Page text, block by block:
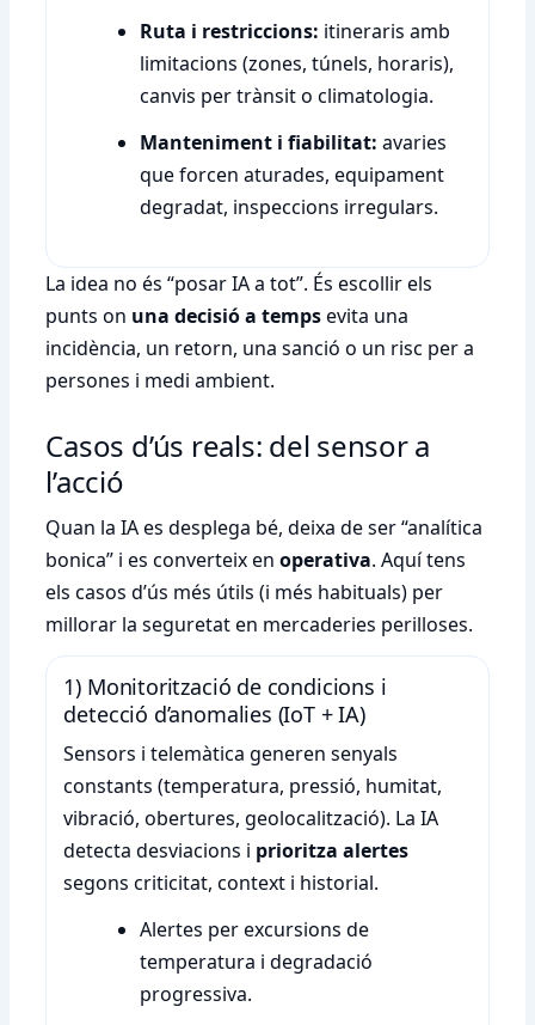
Ruta i restriccions: itineraris amb
limitacions (zones, túnels, horaris),
canvis per trànsit o climatologia.
Manteniment i fiabilitat: avaries
que forcen aturades, equipament
degradat, inspeccions irregulars.
La idea no és “posar IA a tot”. És escollir els
punts on una decisió a tempsevita una
incidència, un retorn, una sanció o un risc per a
persones i medi ambient.
Casos d’ús reals: del sensor a
l’acció
Quan la IA es desplega bé, deixa de ser “analítica
bonica” i es converteix enoperativa. Aquí tens
els casos d’ús més útils (i més habituals) per
millorar la seguretat en mercaderies perilloses.
1) Monitorització de condicions i
detecció d’anomalies (IoT + IA)
Sensors i telemàtica generen senyals
constants (temperatura, pressió, humitat,
vibració, obertures, geolocalització). La IA
detecta desviacions i prioritza alertes
segons criticitat, context i historial.
Alertes per excursions de
temperatura i degradació
progressiva.